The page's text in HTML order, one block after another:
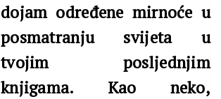
dojam određene mirnoće u
posmatranju svijeta u
tvojim posljednjim
knjigama. Kao neko,